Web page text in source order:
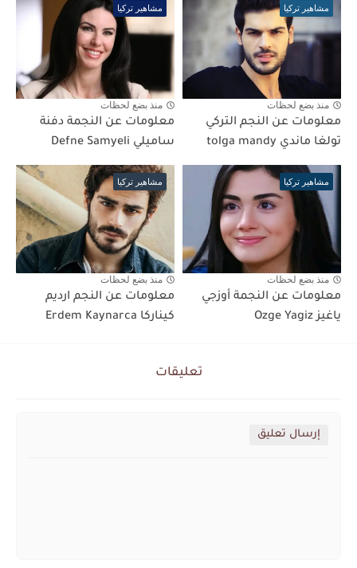
مشاهير تركيا
منذ بضع لحظات
معلومات عن النجم التركي
تولغا ماندي tolga mandy
مشاهير تركيا
منذ بضع لحظات
معلومات عن النجمة دفنة
ساميلي Defne Samyeli
مشاهير تركيا
منذ بضع لحظات
معلومات عن النجمة أوزجي
ياغيز Ozge Yagiz
مشاهير تركيا
منذ بضع لحظات
معلومات عن النجم ارديم
كيناركا Erdem Kaynarca
تعليقات
إرسال تعليق